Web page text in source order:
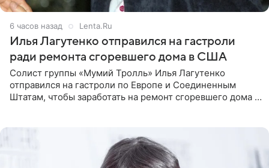
6 часов назад Lenta.Ru
Илья Лагутенко отправился на гастроли
ради ремонта сгоревшего дома в США
Солист группы «Мумий Тролль» Илья Лагутенко
отправился на гастроли по Европе и Соединенным
Штатам, чтобы заработать на ремонт сгоревшего дома в